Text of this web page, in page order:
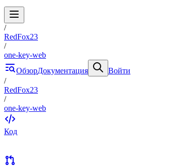
/
RedFox23
/
one-key-web
ОбзорДокументация
Войти
/
RedFox23
/
one-key-web
Код